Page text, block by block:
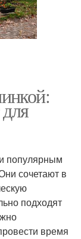
популярным
сочетают в
подходят
время